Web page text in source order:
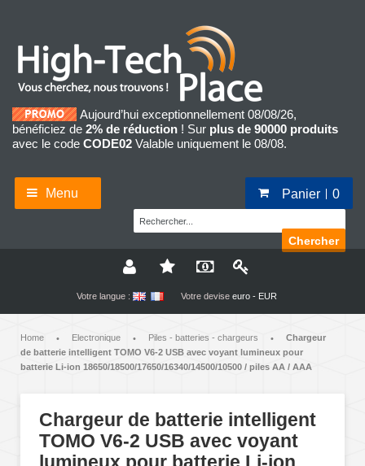
Aujourd’hui exceptionnellement 08/08/26,
bénéficiez de 2% de réduction ! Sur plus de 90000 produits
avec le code CODE02 Valable uniquement le 08/08.
Menu Panier 0
Chercher
Votre langue : Votre devise euro - EUR
Home • Electronique • Piles - batteries - chargeurs •
Chargeur
de batterie intelligent TOMO V6-2 USB avec voyant lumineux pour
batterie Li-ion 18650/18500/17650/16340/14500/10500 / piles AA / AAA
Chargeur de batterie intelligent
TOMO V6-2 USB avec voyant